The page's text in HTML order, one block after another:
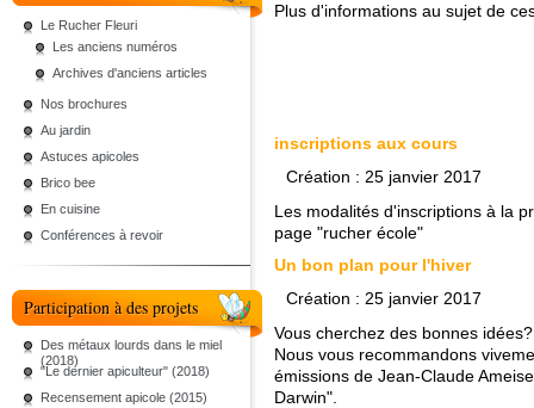
Le Rucher Fleuri
Les anciens numéros
Archives d'anciens articles
Nos brochures
Au jardin
Astuces apicoles
Brico bee
En cuisine
Conférences à revoir
Participation à des projets
Des métaux lourds dans le miel
(2018)
"Le dernier apiculteur" (2018)
Recensement apicole (2015)
Plus d'informations au sujet de
inscriptions aux cours
Création : 25 janvier 2017
Les modalités d'inscriptions à la
page "rucher école"
Un bon plan pour l'hiver
Création : 25 janvier 2017
Vous cherchez des bonnes
Nous vous recommandons
émissions de Jean-Claude
Darwin".